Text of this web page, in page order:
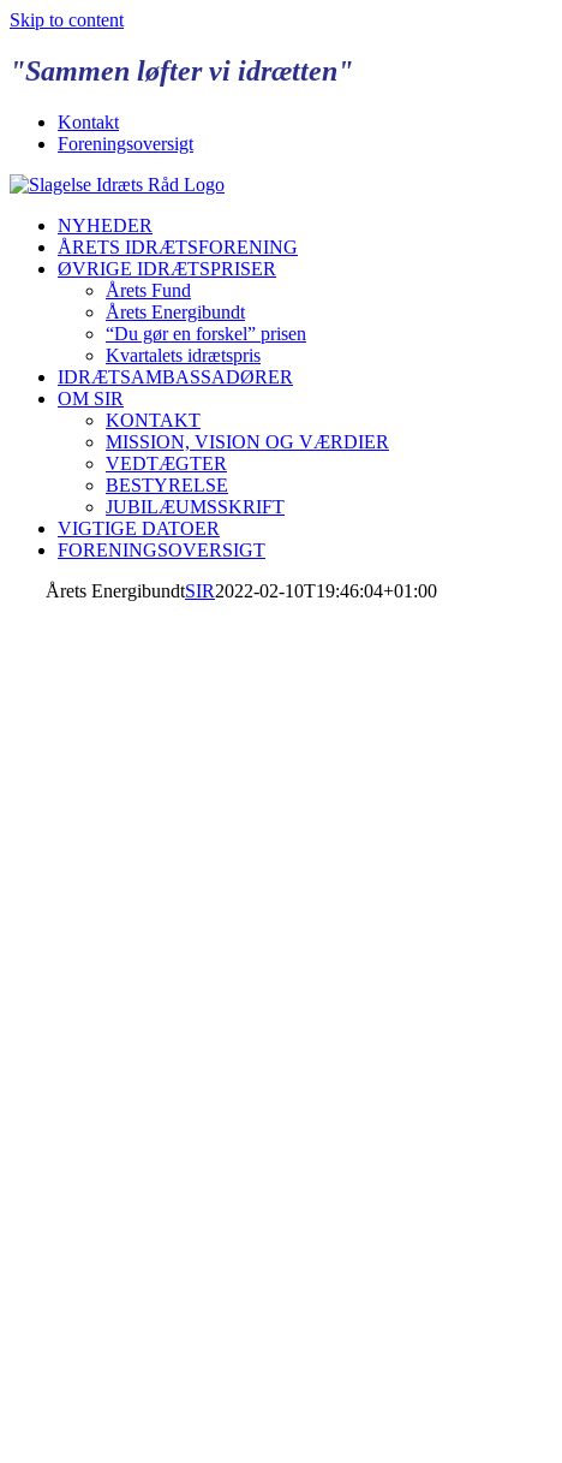
Skip to content
"Sammen løfter vi idrætten"
Kontakt
Foreningsoversigt
NYHEDER
ÅRETS IDRÆTSFORENING
ØVRIGE IDRÆTSPRISER
Årets Fund
Årets Energibundt
“Du gør en forskel” prisen
Kvartalets idrætspris
IDRÆTSAMBASSADØRER
OM SIR
KONTAKT
MISSION, VISION OG VÆRDIER
VEDTÆGTER
BESTYRELSE
JUBILÆUMSSKRIFT
VIGTIGE DATOER
FORENINGSOVERSIGT
Årets EnergibundtSIR2022-02-10T19:46:04+01:00